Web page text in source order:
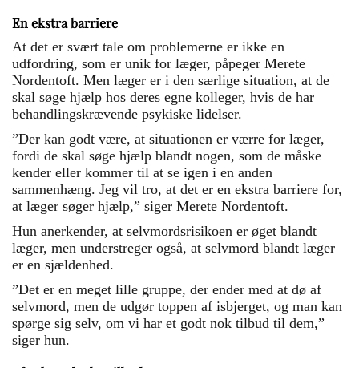
En ekstra barriere
At det er svært tale om problemerne er ikke en
udfordring, som er unik for læger, påpeger Merete
Nordentoft. Men læger er i den særlige situation, at de
skal søge hjælp hos deres egne kolleger, hvis de har
behandlingskrævende psykiske lidelser.
”Der kan godt være, at situationen er værre for læger,
fordi de skal søge hjælp blandt nogen, som de måske
kender eller kommer til at se igen i en anden
sammenhæng. Jeg vil tro, at det er en ekstra barriere for,
at læger søger hjælp,” siger Merete Nordentoft.
Hun anerkender, at selvmordsrisikoen er øget blandt
læger, men understreger også, at selvmord blandt læger
er en sjældenhed.
”Det er en meget lille gruppe, der ender med at dø af
selvmord, men de udgør toppen af isbjerget, og man kan
spørge sig selv, om vi har et godt nok tilbud til dem,”
siger hun.